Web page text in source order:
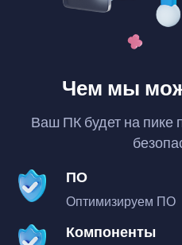
Чем мы
Ваш ПК будет на пике
ПО
Оптимизируем ПО
Компоненты